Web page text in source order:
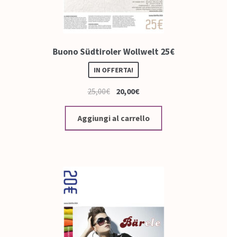
Buono Südtiroler Wollwelt 25€
IN OFFERTA!
25,00€ 20,00€
Aggiungi al carrello